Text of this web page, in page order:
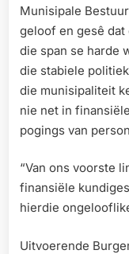
Munisipale
geloof en gesê dat
die span se harde
die stabiele
die munisipaliteit
nie net in
pogings van
“Van ons voorste
finansiële
hierdie
Uitvoerende